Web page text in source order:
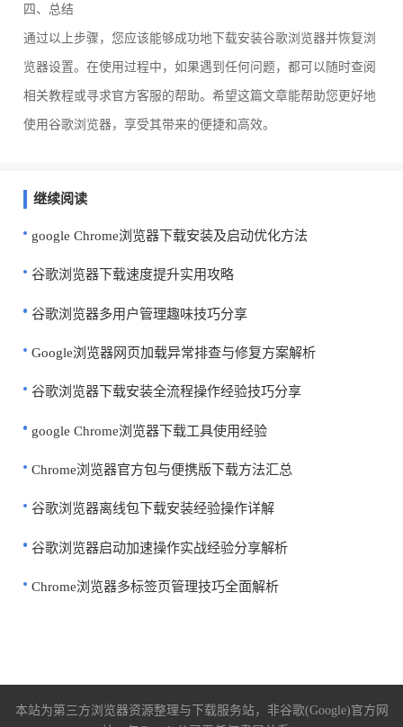
四、总结
通过以上步骤，您应该能够成功地下载安装谷歌浏览器并恢复浏
览器设置。在使用过程中，如果遇到任何问题，都可以随时查阅
相关教程或寻求官方客服的帮助。希望这篇文章能帮助您更好地
使用谷歌浏览器，享受其带来的便捷和高效。
继续阅读
google Chrome浏览器下载安装及启动优化方法
谷歌浏览器下载速度提升实用攻略
谷歌浏览器多用户管理趣味技巧分享
Google浏览器网页加载异常排查与修复方案解析
谷歌浏览器下载安装全流程操作经验技巧分享
google Chrome浏览器下载工具使用经验
Chrome浏览器官方包与便携版下载方法汇总
谷歌浏览器离线包下载安装经验操作详解
谷歌浏览器启动加速操作实战经验分享解析
Chrome浏览器多标签页管理技巧全面解析
本站为第三方浏览器资源整理与下载服务站，非谷歌(Google)官方网